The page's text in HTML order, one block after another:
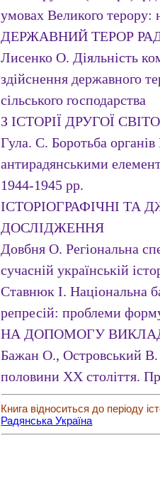
умовах Великого терору:
ДЕРЖАВНИЙ ТЕРОР
Лисенко О. Діяльність
здійснення державного
сільського господарства
З ІСТОРІЇ ДРУГОЇ
Гула. С. Боротьба
антирадянськими
1944-1945 рр.
ІСТОРІОГРАФІЧНІ ТА
ДОСЛІДЖЕННЯ
Довбня О. Регіональна
сучасній українській
Ставнюк І. Національна
репресій: проблеми
НА ДОПОМОГУ
Бажан О., Островський В.
половини XX століття.
Книга відноситься до періоду
Радянська Україна